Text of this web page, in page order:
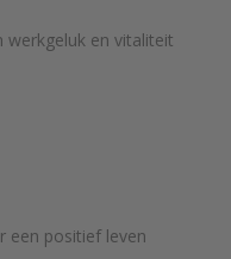
werkgeluk en vitaliteit
een positief leven